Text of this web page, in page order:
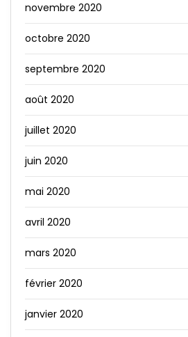
novembre 2020
octobre 2020
septembre 2020
août 2020
juillet 2020
juin 2020
mai 2020
avril 2020
mars 2020
février 2020
janvier 2020